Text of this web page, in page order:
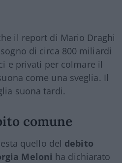
il report di Mario Draghi
di circa 800 miliardi
e privati per colmare il
come una sveglia. Il
suona tardi.
comune
quello del debito
Meloni ha dichiarato